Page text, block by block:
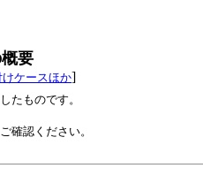
要
けケースほか]
たものです。
確認ください。